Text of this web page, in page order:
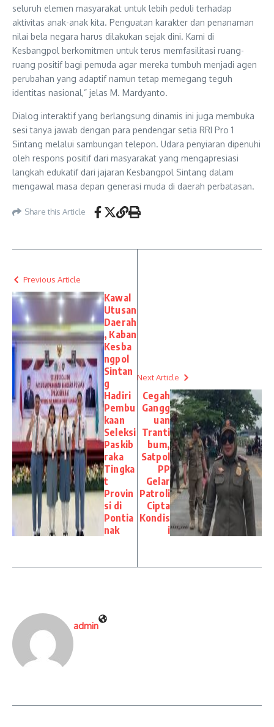
seluruh elemen masyarakat untuk lebih peduli terhadap
aktivitas anak-anak kita. Penguatan karakter dan penanaman
nilai bela negara harus dilakukan sejak dini. Kami di
Kesbangpol berkomitmen untuk terus memfasilitasi ruang-
ruang positif bagi pemuda agar mereka tumbuh menjadi agen
perubahan yang adaptif namun tetap memegang teguh
identitas nasional,” jelas M. Mardyanto.
Dialog interaktif yang berlangsung dinamis ini juga membuka
sesi tanya jawab dengan para pendengar setia RRI Pro 1
Sintang melalui sambungan telepon. Udara penyiaran dipenuhi
oleh respons positif dari masyarakat yang mengapresiasi
langkah edukatif dari jajaran Kesbangpol Sintang dalam
mengawal masa depan generasi muda di daerah perbatasan.
Share this Article
Previous Article
Kawal
Utusan
Daerah
, Kaban
Kesba
ngpol
Sintan
g
Hadiri
Pembu
kaan
Seleksi
Paskib
raka
Tingka
t
Provin
si di
Pontia
nak
Next Article
Cegah
Gangg
uan
Tranti
bum,
Satpol
PP
Gelar
Patroli
Cipta
Kondis
i
admin